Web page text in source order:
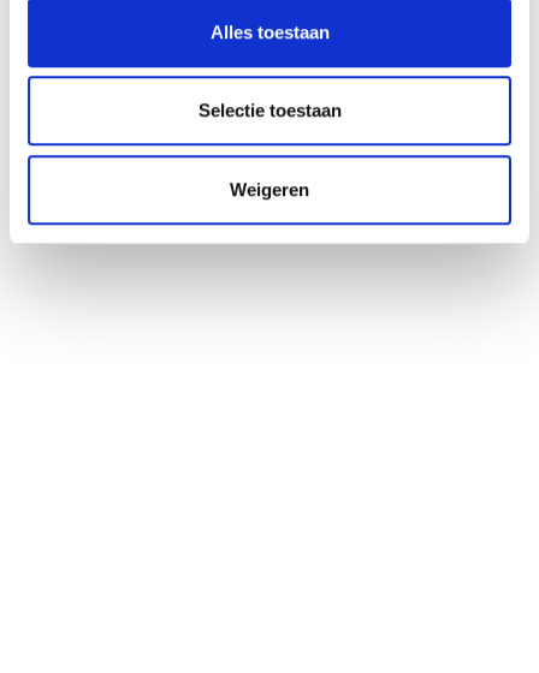
Alles toestaan
Selectie toestaan
Weigeren
Medewerkers vertellen Nieuws Recruiters
Lokale werving, lokale kansen